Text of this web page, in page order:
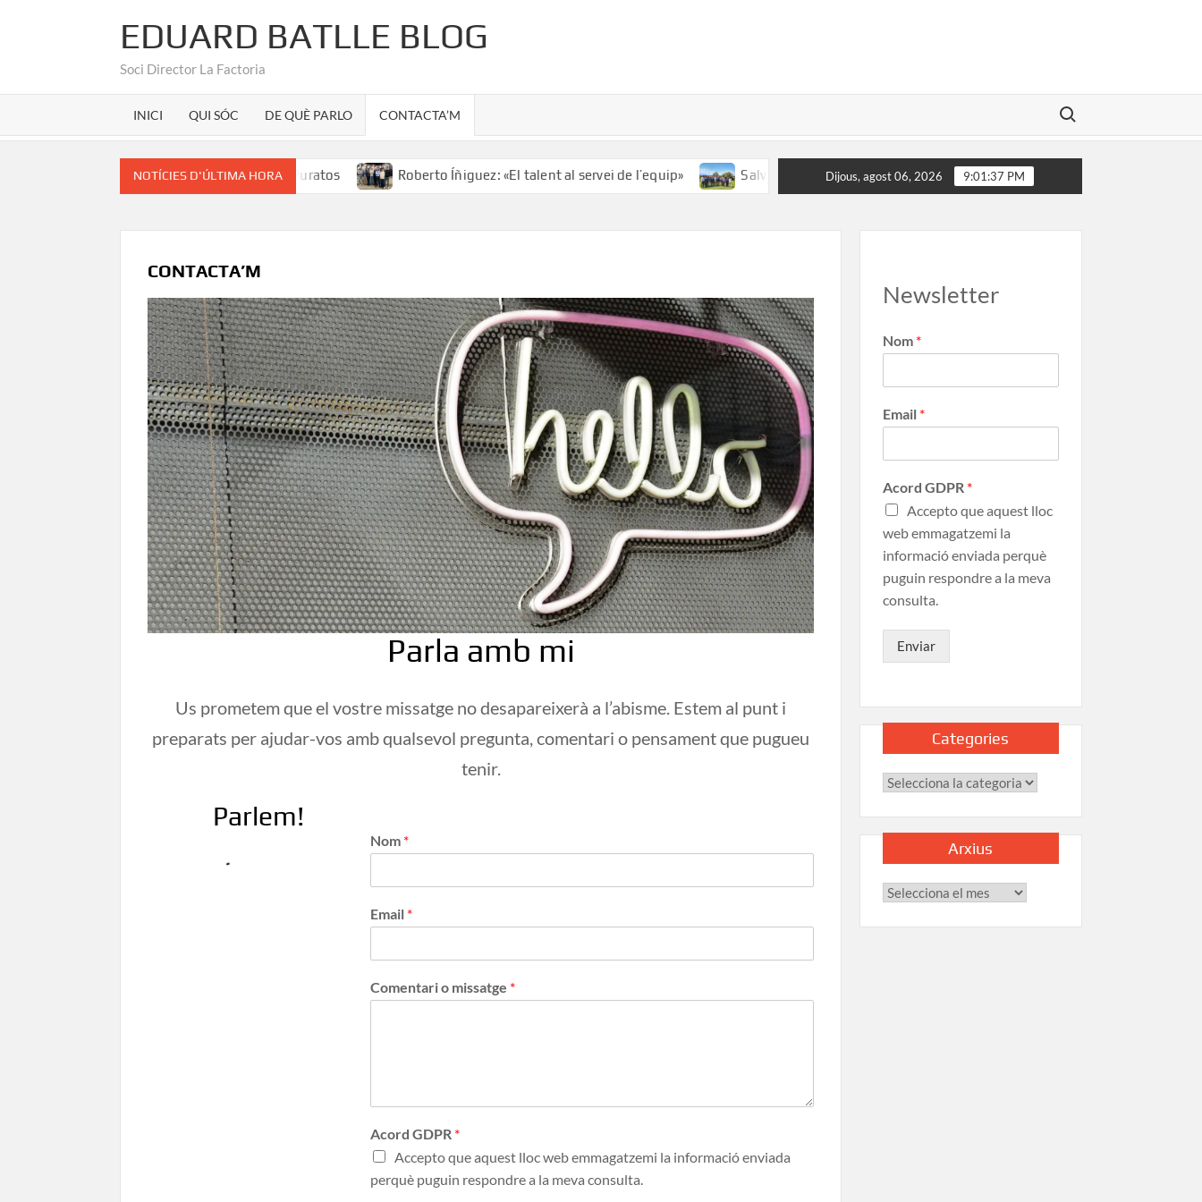
EDUARD BATLLE BLOG
Soci Director La Factoria
INICI QUI SÓC DE QUÈ PARLO CONTACTA’M
Search for:
NOTÍCIES D'ÚLTIMA HORA
Marca Girona a la seu d’un unicorn com Puratos Roberto Íñiguez: «El talent al servei de l’equip» Salvador Illa convidat al Marca Girona El poder de les marques
Dijous, agost 06, 2026 9:01:38 PM
CONTACTA’M
Parla amb mi
Us prometem que el vostre missatge no desapareixerà a l’abisme. Estem al punt i
preparats per ajudar-vos amb qualsevol pregunta, comentari o pensament que pugueu
tenir.
Parlem!
Nom *
Email *
Comentari o missatge *
Acord GDPR *
Accepto que aquest lloc web emmagatzemi la informació enviada
perquè puguin respondre a la meva consulta.
Newsletter
Nom *
Email *
Acord GDPR *
Accepto que aquest lloc
web emmagatzemi la
informació enviada perquè
puguin respondre a la meva
consulta.
Enviar
Categories
Arxius